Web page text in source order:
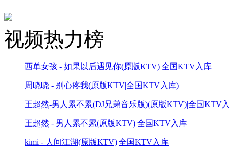
视频热力榜
西单女孩 - 如果以后遇见你(原版KTV)|全国KTV入库
周晓晓 - 别心疼我(原版KTV|全国KTV入库)
王超然-男人累不累(DJ兄弟音乐版)(原版KTV)|全国KTV
王超然 - 男人累不累(原版KTV)|全国KTV入库
kimi - 人间江湖(原版KTV)|全国KTV入库